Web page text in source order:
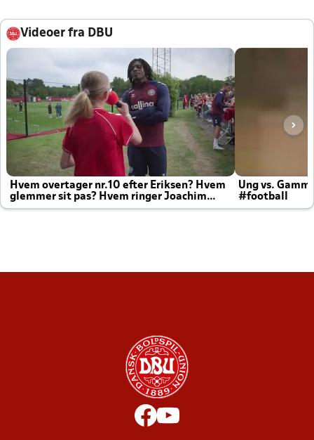
Videoer fra DBU
Hvem overtager nr.10 efter Eriksen? Hvem
glemmer sit pas? Hvem ringer Joachim
altid til efter kampe?
Ung vs.
#football